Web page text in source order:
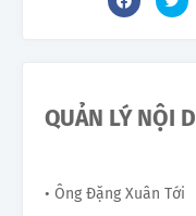
QUẢN LÝ NỘI
• Ông Đặng Xuân Tới